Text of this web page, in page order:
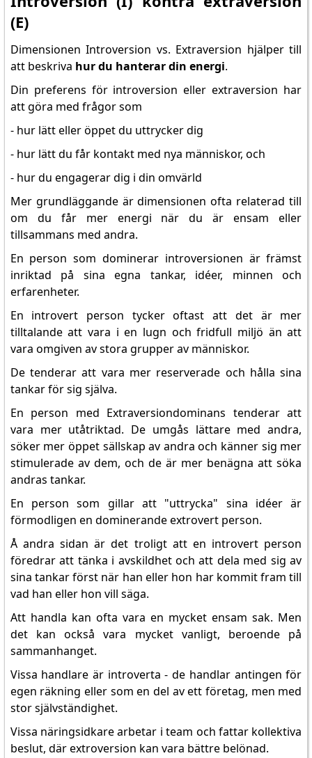
(E)
Dimensionen Introversion vs. Extraversion hjälper till
att beskriva hur du hanterar din energi.
Din preferens för introversion eller extraversion har
att göra med frågor som
- hur lätt eller öppet du uttrycker dig
- hur lätt du får kontakt med nya människor, och
- hur du engagerar dig i din omvärld
Mer grundläggande är dimensionen ofta relaterad till
om du får mer energi när du är ensam eller
tillsammans med andra.
En person som dominerar introversionen är främst
inriktad på sina egna tankar, idéer, minnen och
erfarenheter.
En introvert person tycker oftast att det är mer
tilltalande att vara i en lugn och fridfull miljö än att
vara omgiven av stora grupper av människor.
De tenderar att vara mer reserverade och hålla sina
tankar för sig själva.
En person med Extraversiondominans tenderar att
vara mer utåtriktad. De umgås lättare med andra,
söker mer öppet sällskap av andra och känner sig mer
stimulerade av dem, och de är mer benägna att söka
andras tankar.
En person som gillar att "uttrycka" sina idéer är
förmodligen en dominerande extrovert person.
Å andra sidan är det troligt att en introvert person
föredrar att tänka i avskildhet och att dela med sig av
sina tankar först när han eller hon har kommit fram till
vad han eller hon vill säga.
Att handla kan ofta vara en mycket ensam sak. Men
det kan också vara mycket vanligt, beroende på
sammanhanget.
Vissa handlare är introverta - de handlar antingen för
egen räkning eller som en del av ett företag, men med
stor självständighet.
Vissa näringsidkare arbetar i team och fattar kollektiva
beslut, där extroversion kan vara bättre belönad.